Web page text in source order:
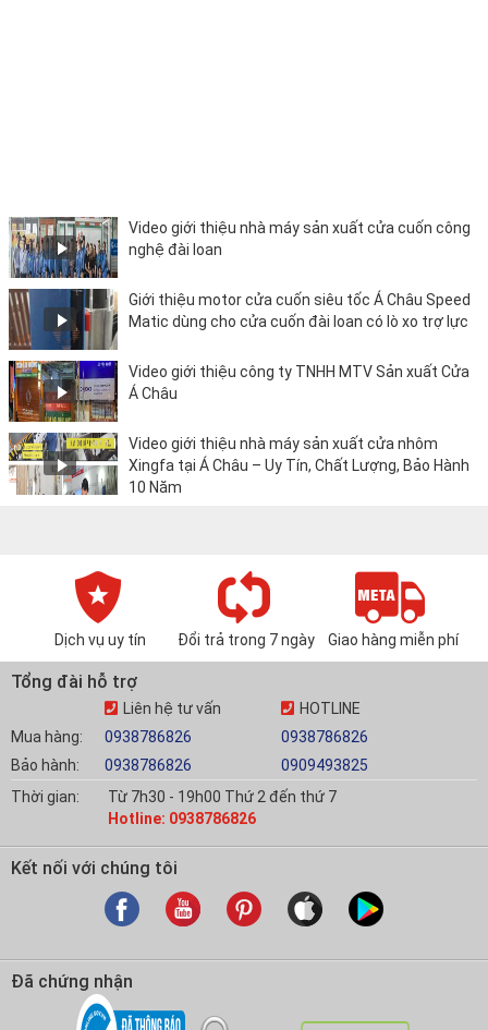
Video giới thiệu nhà máy sản xuất cửa cuốn công
nghệ đài loan
Giới thiệu motor cửa cuốn siêu tốc Á Châu Speed
Matic dùng cho cửa cuốn đài loan có lò xo trợ lực
Video giới thiệu công ty TNHH MTV Sản xuất Cửa
Á Châu
Video giới thiệu nhà máy sản xuất cửa nhôm
Xingfa tại Á Châu – Uy Tín, Chất Lượng, Bảo Hành
10 Năm
Dịch vụ uy tín Đổi trả trong 7 ngày Giao hàng miễn phí
Tổng đài hỗ trợ
Mua hàng:
Bảo hành:
Liên hệ tư vấn
0938786826
0938786826
HOTLINE
0938786826
0909493825
Thời gian:
Từ 7h30 - 19h00 Thứ 2 đến thứ 7
Hotline: 0938786826
Kết nối với chúng tôi
Đã chứng nhận